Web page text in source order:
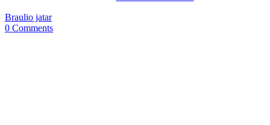
Braulio jatar
0 Comments